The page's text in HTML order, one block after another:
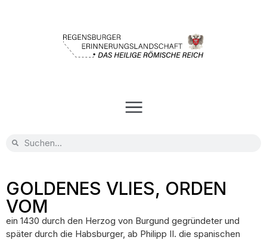
GOLDENES VLIES, ORDEN
VOM
ein 1430 durch den Herzog von Burgund gegründeter und
später durch die Habsburger, ab Philipp II. die spanischen